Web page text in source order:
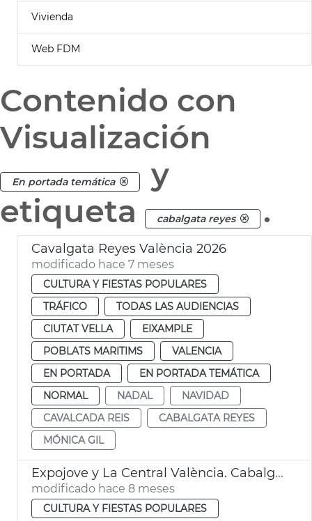
Vivienda
Web FDM
Contenido con
Visualización
En portada temática
y
etiqueta
cabalgata reyes .
Cavalgata Reyes València 2026
modificado hace 7 meses
CULTURA Y FIESTAS POPULARES
TRÁFICO
TODAS LAS AUDIENCIAS
CIUTAT VELLA
EIXAMPLE
POBLATS MARITIMS
VALENCIA
EN PORTADA
EN PORTADA TEMÁTICA
NORMAL
NADAL
NAVIDAD
CAVALCADA REIS
CABALGATA REYES
MÓNICA GIL
Expojove y La Central València. Cabalgata Reyes 2026
modificado hace 8 meses
CULTURA Y FIESTAS POPULARES